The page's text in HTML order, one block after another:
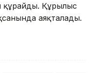
Құрылыс
аяқталады.